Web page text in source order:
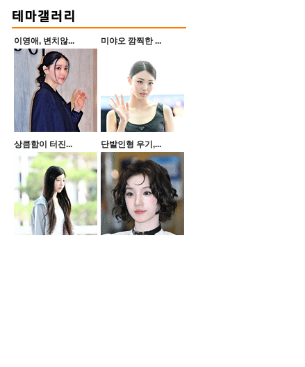
이영애, 변치않... 미야오 깜찍한 ...
상큼함이 터진... 단발인형 우기,...